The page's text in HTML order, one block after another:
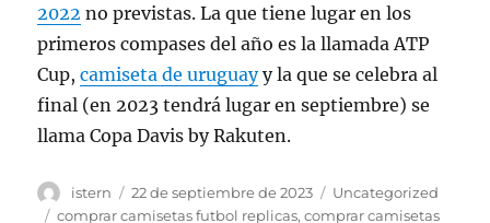
2022 no previstas. La que tiene lugar en los
primeros compases del año es la llamada ATP
Cup,camiseta de uruguayy la que se celebra al
final (en 2023 tendrá lugar en septiembre) se
llama Copa Davis by Rakuten.
Autor
istern
Publicado
el
22 de septiembre de 2023 Categorías
Uncategorized
Etiquetas
comprar camisetas futbol replicas,comprar camisetas